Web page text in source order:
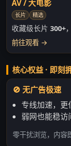
AV / 大电影
长片 精选
收藏级长片300+
前往观看 →
核心权益 · 即刻
🚫 无广告极速
专线加速，更
弱网也能稳访
零干扰浏览，内容